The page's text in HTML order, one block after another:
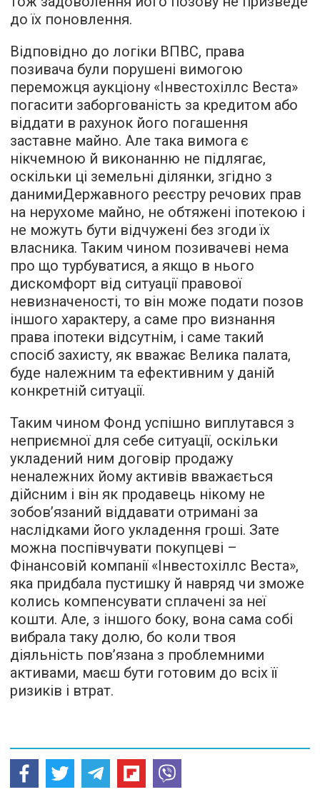
до їх поновлення.
Відповідно до логіки ВПВС, права
позивача були порушені вимогою
переможця аукціону «Інвестохіллс Веста»
погасити заборгованість за кредитом або
віддати в рахунок його погашення
заставне майно. Але така вимога є
нікчемною й виконанню не підлягає,
оскільки ці земельні ділянки, згідно з
данимиДержавного реєстру речових прав
на нерухоме майно, не обтяжені іпотекою і
не можуть бути відчужені без згоди їх
власника. Таким чином позивачеві нема
про що турбуватися, а якщо в нього
дискомфорт від ситуації правової
невизначеності, то він може подати позов
іншого характеру, а саме про визнання
права іпотеки відсутнім, і саме такий
спосіб захисту, як вважає Велика палата,
буде належним та ефективним у даній
конкретній ситуації.
Таким чином Фонд успішно виплутався з
неприємної для себе ситуації, оскільки
укладений ним договір продажу
неналежних йому активів вважається
дійсним і він як продавець нікому не
зобов’язаний віддавати отримані за
наслідками його укладення гроші. Зате
можна поспівчувати покупцеві –
Фінансовій компанії «Інвестохіллс Веста»,
яка придбала пустишку й навряд чи зможе
колись компенсувати сплачені за неї
кошти. Але, з іншого боку, вона сама собі
вибрала таку долю, бо коли твоя
діяльність пов’язана з проблемними
активами, маєш бути готовим до всіх її
ризиків і втрат.